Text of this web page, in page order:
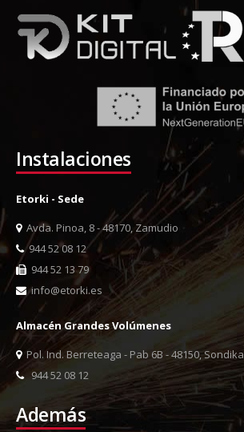
Instalaciones
Etorki - Sede
Avda. Pinoa, 8 - 48170, Zamudio
944 52 08 12
944 52 13 79
info@etorki.es
Almacén Grandes Volúmenes
Pol. Ind. Berreteaga - Pab 6B - 48150, Sondika
944 52 08 12
Además